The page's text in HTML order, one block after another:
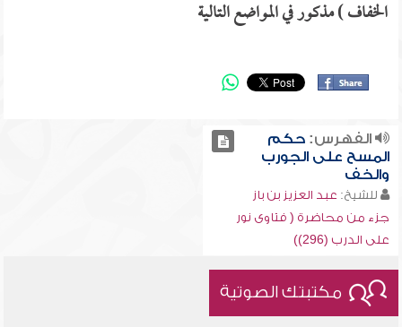
الخفاف ) مذكور في المواضع التالية
الفهرس:حكم
المسح على الجورب
والخف
للشيخ: عبد العزيز بن باز
جزء من محاضرة ( فتاوى نور
على الدرب (296))
مكتبتك الصوتية